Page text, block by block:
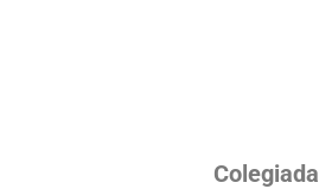
Colegiada